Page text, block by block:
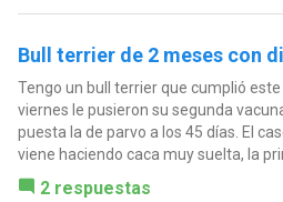
Bull terrier de 2 meses con
Tengo un bull terrier que cumplió este
viernes le pusieron su segunda
puesta la de parvo a los 45 días. El
viene haciendo caca muy suelta, la
2 respuestas